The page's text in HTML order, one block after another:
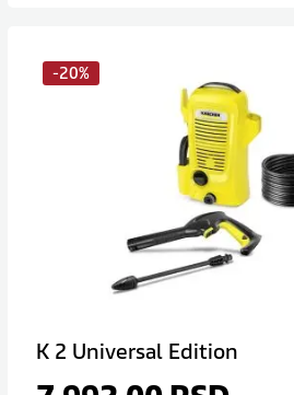
-20%
K 2 Universal Edition